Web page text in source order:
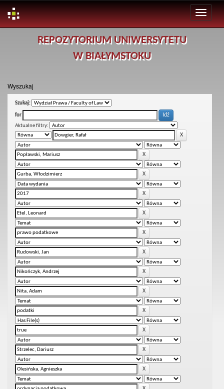
REPOZYTORIUM UNIWERSYTETU
W BIAŁYMSTOKU
Wyszukaj
Szukaj:
for
Aktualne filtry: